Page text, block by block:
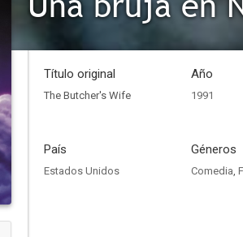
Título original
The Butcher's Wife
Año
1991
País
Estados Unidos
Géneros
Comedia,